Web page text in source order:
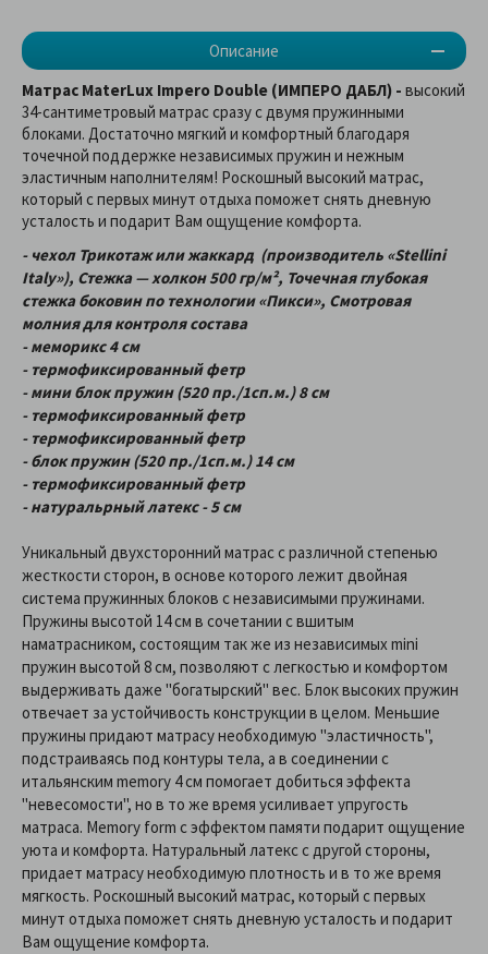
Описание
Матрас MaterLux Impero Double (ИМПЕРО ДАБЛ) - высокий
34-сантиметровый матрас сразу с двумя пружинными
блоками. Достаточно мягкий и комфортный благодаря
точечной поддержке независимых пружин и нежным
эластичным наполнителям! Роскошный высокий матрас,
который с первых минут отдыха поможет снять дневную
усталость и подарит Вам ощущение комфорта.
- чехол Трикотаж или жаккард (производитель «Stellini
Italy»), Стежка — холкон 500 гр/м², Точечная глубокая
стежка боковин по технологии «Пикси», Смотровая
молния для контроля состава
- меморикс 4 см
- термофиксированный фетр
- мини блок пружин (520 пр./1сп.м.) 8 см
- термофиксированный фетр
- термофиксированный фетр
- блок пружин (520 пр./1сп.м.) 14 см
- термофиксированный фетр
- натуральрный латекс - 5 см
Уникальный двухсторонний матрас с различной степенью
жесткости сторон, в основе которого лежит двойная
система пружинных блоков с независимыми пружинами.
Пружины высотой 14 см в сочетании с вшитым
наматрасником, состоящим так же из независимых mini
пружин высотой 8 см, позволяют с легкостью и комфортом
выдерживать даже "богатырский" вес. Блок высоких пружин
отвечает за устойчивость конструкции в целом. Меньшие
пружины придают матрасу необходимую "эластичность",
подстраиваясь под контуры тела, а в соединении с
итальянским memory 4 см помогает добиться эффекта
"невесомости", но в то же время усиливает упругость
матраса. Memory form с эффектом памяти подарит ощущение
уюта и комфорта. Натуральный латекс с другой стороны,
придает матрасу необходимую плотность и в то же время
мягкость. Роскошный высокий матрас, который с первых
минут отдыха поможет снять дневную усталость и подарит
Вам ощущение комфорта.